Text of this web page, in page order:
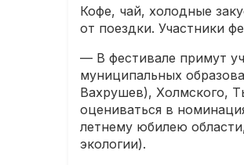
Кофе, чай, холодные
от поездки. Участники
— В фестивале примут
муниципальных
Вахрушев), Холмского,
оцениваться в
летнему юбилею
экологии).